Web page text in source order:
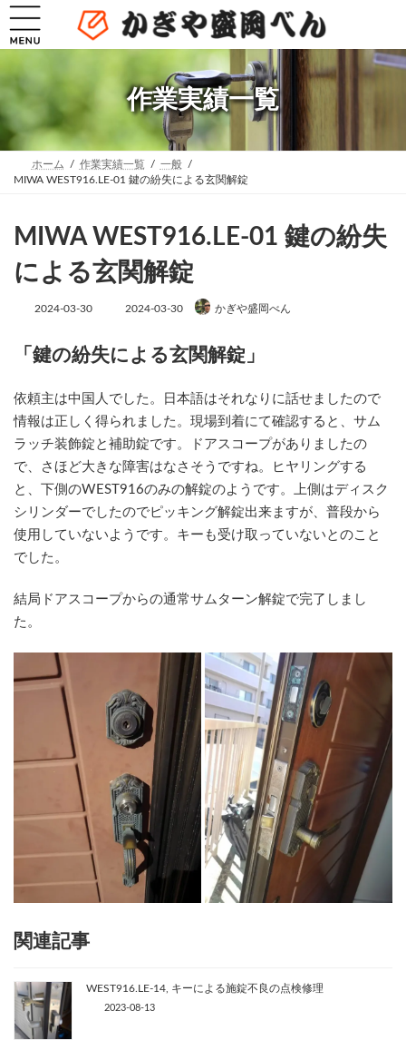
コ
テ
へ
ッ
プ
ナ
ゲ
ョ
移
動
作業実績一覧
ホーム 作業実績一覧
一般
MIWA WEST916.LE-01 鍵の紛失による玄関解錠
MIWA WEST916.LE-01 鍵の紛失
による玄関解錠
2024-03-30
最
新
日
:
2024-03-30 かぎや盛岡べん
「鍵の紛失による玄関解錠」
依頼主は中国人でした。日本語はそれなりに話せましたので
情報は正しく得られました。現場到着にて確認すると、サム
ラッチ装飾錠と補助錠です。ドアスコープがありましたの
で、さほど大きな障害はなさそうですね。ヒヤリングする
と、下側のWEST916のみの解錠のようです。上側はディスク
シリンダーでしたのでピッキング解錠出来ますが、普段から
使用していないようです。キーも受け取っていないとのこと
でした。
結局ドアスコープからの通常サムターン解錠で完了しまし
た。
関連記事
WEST916.LE-14, キーによる施錠不良の点検修理
2023-08-13